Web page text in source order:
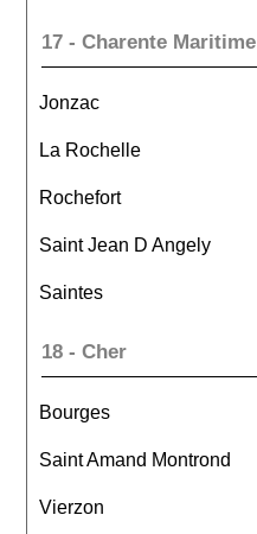
17 - Charente Maritime
Jonzac
La Rochelle
Rochefort
Saint Jean D Angely
Saintes
18 - Cher
Bourges
Saint Amand Montrond
Vierzon